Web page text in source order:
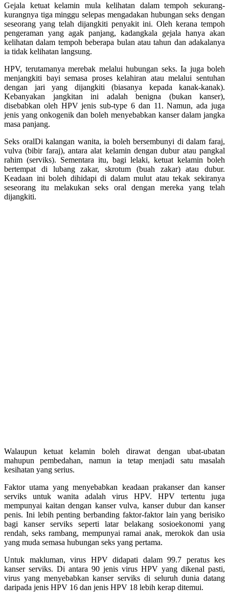
Gejala ketuat kelamin mula kelihatan dalam tempoh sekurang-
kurangnya tiga minggu selepas mengadakan hubungan seks dengan
seseorang yang telah dijangkiti penyakit ini. Oleh kerana tempoh
pengeraman yang agak panjang, kadangkala gejala hanya akan
kelihatan dalam tempoh beberapa bulan atau tahun dan adakalanya
ia tidak kelihatan langsung.
HPV, terutamanya merebak melalui hubungan seks. Ia juga boleh
menjangkiti bayi semasa proses kelahiran atau melalui sentuhan
dengan jari yang dijangkiti (biasanya kepada kanak-kanak).
Kebanyakan jangkitan ini adalah benigna (bukan kanser),
disebabkan oleh HPV jenis sub-type 6 dan 11. Namun, ada juga
jenis yang onkogenik dan boleh menyebabkan kanser dalam jangka
masa panjang.
Seks oralDi kalangan wanita, ia boleh bersembunyi di dalam faraj,
vulva (bibir faraj), antara alat kelamin dengan dubur atau pangkal
rahim (serviks). Sementara itu, bagi lelaki, ketuat kelamin boleh
bertempat di lubang zakar, skrotum (buah zakar) atau dubur.
Keadaan ini boleh dihidapi di dalam mulut atau tekak sekiranya
seseorang itu melakukan seks oral dengan mereka yang telah
dijangkiti.
Walaupun ketuat kelamin boleh dirawat dengan ubat-ubatan
mahupun pembedahan, namun ia tetap menjadi satu masalah
kesihatan yang serius.
Faktor utama yang menyebabkan keadaan prakanser dan kanser
serviks untuk wanita adalah virus HPV. HPV tertentu juga
mempunyai kaitan dengan kanser vulva, kanser dubur dan kanser
penis. Ini lebih penting berbanding faktor-faktor lain yang berisiko
bagi kanser serviks seperti latar belakang sosioekonomi yang
rendah, seks rambang, mempunyai ramai anak, merokok dan usia
yang muda semasa hubungan seks yang pertama.
Untuk makluman, virus HPV didapati dalam 99.7 peratus kes
kanser serviks. Di antara 90 jenis virus HPV yang dikenal pasti,
virus yang menyebabkan kanser serviks di seluruh dunia datang
daripada jenis HPV 16 dan jenis HPV 18 lebih kerap ditemui.